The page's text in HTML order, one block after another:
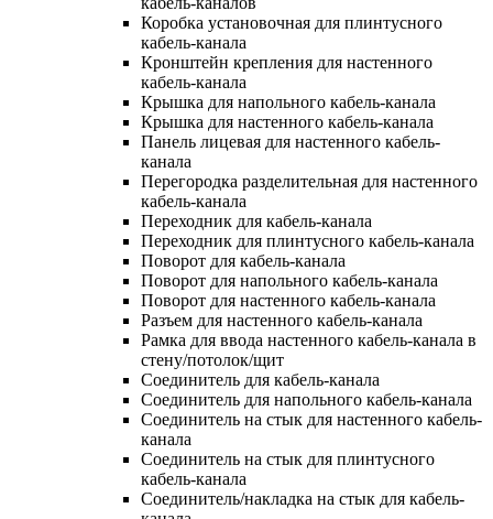
Коробка установочная для плинтусного
кабель-канала
Кронштейн крепления для настенного
кабель-канала
Крышка для напольного кабель-канала
Крышка для настенного кабель-канала
Панель лицевая для настенного кабель-
канала
Перегородка разделительная для настенного
кабель-канала
Переходник для кабель-канала
Переходник для плинтусного кабель-канала
Поворот для кабель-канала
Поворот для напольного кабель-канала
Поворот для настенного кабель-канала
Разъем для настенного кабель-канала
Рамка для ввода настенного кабель-канала в
стену/потолок/щит
Соединитель для кабель-канала
Соединитель для напольного кабель-канала
Соединитель на стык для настенного кабель-
канала
Соединитель на стык для плинтусного
кабель-канала
Соединитель/накладка на стык для кабель-